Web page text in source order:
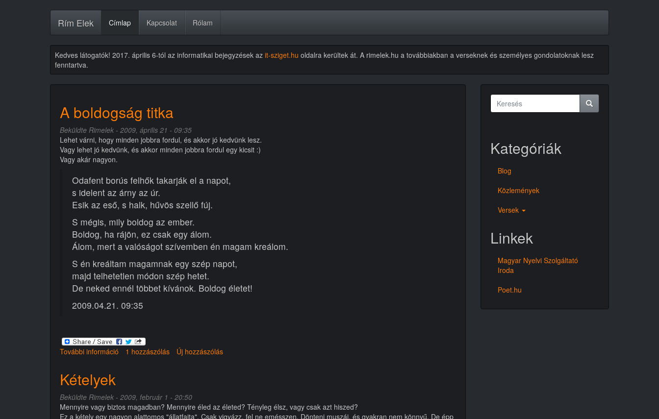
Rím Elek Címlap Kapcsolat Rólam
Kedves látogatók! 2017. április 6-tól az informatikai bejegyzések az it-sziget.hu oldalra kerültek át. A rimelek.hu a továbbiakban a verseknek és személyes gondolatoknak lesz
fenntartva.
A boldogság titka
Beküldte Rimelek - 2009, április 21 - 09:35
Lehet várni, hogy minden jobbra fordul, és akkor jó kedvünk lesz.
Vagy lehet jó kedvünk, és akkor minden jobbra fordul egy kicsit :)
Vagy akár nagyon.
Odafent borús felhők takarják el a napot,
s idelent az árny az úr.
Esik az eső, s halk, hűvös szellő fúj.
S mégis, mily boldog az ember.
Boldog, ha rájön, ez csak egy álom.
Álom, mert a valóságot szívemben én magam kreálom.
S én kreáltam magamnak egy szép napot,
majd telhetetlen módon szép hetet.
De neked ennél többet kívánok. Boldog életet!
2009.04.21. 09:35
További információ 1 hozzászólás Új hozzászólás
Kételyek
Beküldte Rimelek - 2009, február 1 - 20:50
Mennyire vagy biztos magadban? Mennyire éled az életed? Tényleg élsz, vagy csak azt hiszed?
Ez a kétely egy nagyon alattomos "állatfajta". Csak vigyázz, fel ne emésszen. Dönteni muszáj, és gyakran nem könnyű. De épp
Keresés
űrlap
Kategóriák
Blog
Közlemények
Versek
Linkek
Magyar Nyelvi Szolgáltató
Iroda
Poet.hu